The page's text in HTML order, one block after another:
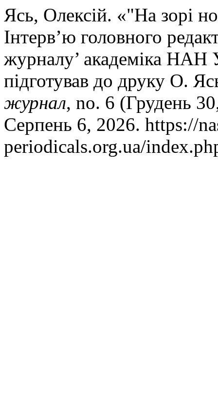
Ясь, Олексій. «"На зорі
Інтерв’ю головного
журналу’ академіка НАН
підготував до друку О.
журнал, no. 6 (Грудень
Серпень 6, 2026. https://
periodicals.org.ua/